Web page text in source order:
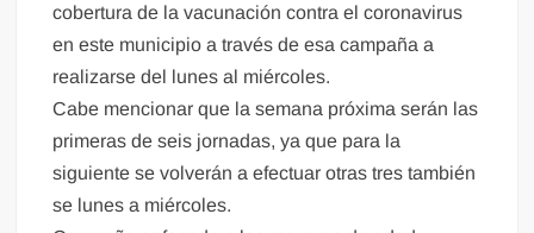
cobertura de la vacunación contra el coronavirus
en este municipio a través de esa campaña a
realizarse del lunes al miércoles.
Cabe mencionar que la semana próxima serán las
primeras de seis jornadas, ya que para la
siguiente se volverán a efectuar otras tres también
se lunes a miércoles.